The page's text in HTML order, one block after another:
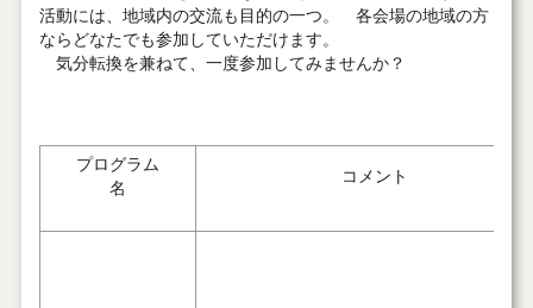
活動には、地域内の交流も目的の一つ。 各会場の地域の方
ならどなたでも参加していただけます。
気分転換を兼ねて、一度参加してみませんか？
プログラム
名
コメント